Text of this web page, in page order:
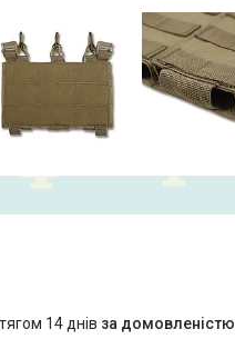
14 днів за домовленістю